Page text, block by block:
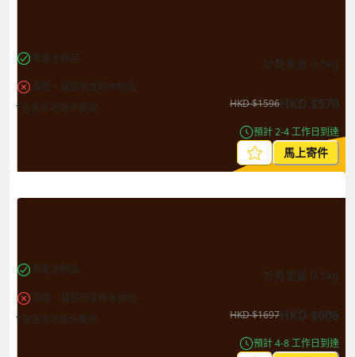
帶電池物品
液體、凝膠狀或粉末物品
*包含本地取件費用
計費重量 0.5kg
HKD$1596HKD $570
預計 2-4 工作日到達
馬上寄件
帶電池物品
液體、凝膠狀或粉末物品
*包含本地取件費用
計費重量 0.5kg
HKD$1697HKD $606
預計 4-8 工作日到達